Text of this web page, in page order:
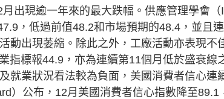
現逾一年來的最大跌幅。供應管理學會（
，低過前值48.2和市場預期的48.4，並且
動出現萎縮。除此之外，工廠活動亦表現不
指標報44.9，亦為連續第11個月低於盛衰線
就業狀況看法較為負面，美國消費者信心連
）公布，12月美國消費者信心指數降至89.1